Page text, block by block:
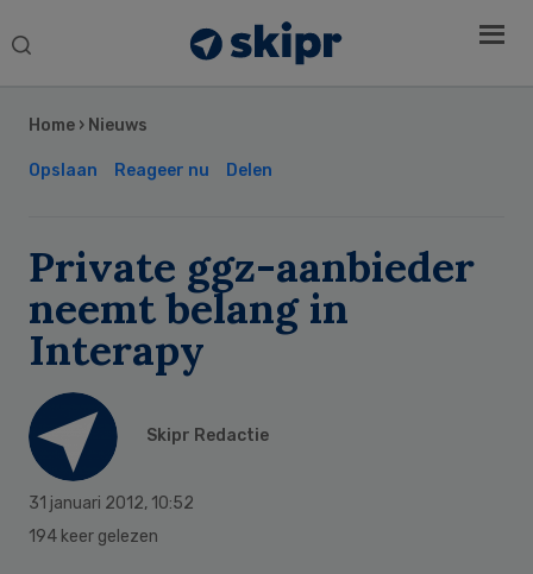
Search
Home › Nieuws
Opslaan Reageer nu Delen
Private ggz-aanbieder
neemt belang in
Interapy
Skipr Redactie
31 januari 2012, 10:52
194 keer gelezen
Sidebar